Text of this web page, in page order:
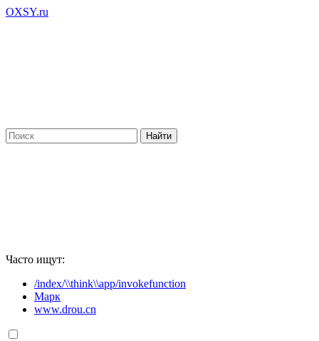
OXSY.ru
Часто ищут:
/index/\\think\\app/invokefunction
Марк
www.drou.cn